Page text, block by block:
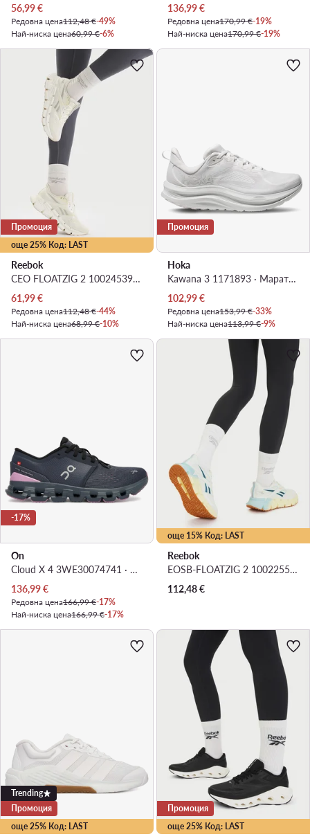
Актуална цена
56,99€
Редовна цена112,48 €-49%
Най-ниска цена60,99 €-6%
Актуална цена
136,99€
Редовна цена170,99 €-19%
Най-ниска цена170,99 €-19%
още 25% Код: LAST
Промоция
Reebok
CEO FLOATZIG 2 100245393 · Маратонки за бягане
Актуална цена
61,99€
Редовна цена112,48 €-44%
Най-ниска цена68,99 €-10%
Промоция
Hoka
Kawana 3 1171893 · Маратонки за бягане
Актуална цена
102,99€
Редовна цена153,99 €-33%
Най-ниска цена113,99 €-9%
-17%
On
Cloud X 4 3WE30074741 · Обувки за фитнес зала
Актуална цена
136,99€
Редовна цена166,99 €-17%
Най-ниска цена166,99 €-17%
още 15% Код: LAST
Reebok
EOSB-FLOATZIG 2 100225506 · Маратонки за бягане
112,48€
още 25% Код: LAST
Trending
Промоция
още 25% Код: LAST
Промоция